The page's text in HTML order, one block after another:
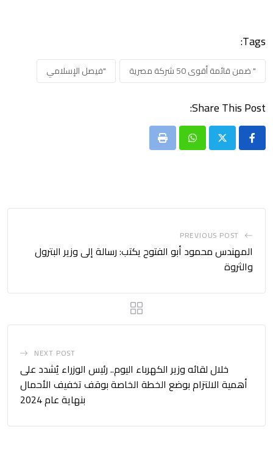
Tags:
" ضمن قائمة أقوى 50 شركة مصرية "فيصل الإسلامي
Share This Post:
Whatsapp
Print
PREVIOUS POST
المهندس محمود أبو الفتوح يكتب: رسالة إلى وزير البترول
والثروة
NEXT POST
خلال لقائه وزير الكهرباء اليوم.. رئيس الوزراء يُشدد على
أهمية الالتزام بوضع الخطة الخاصة بوقف تخفيف الأحمال
بنهاية عام 2024